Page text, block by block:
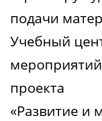
подачи
Учебный
проекта
«Развитие